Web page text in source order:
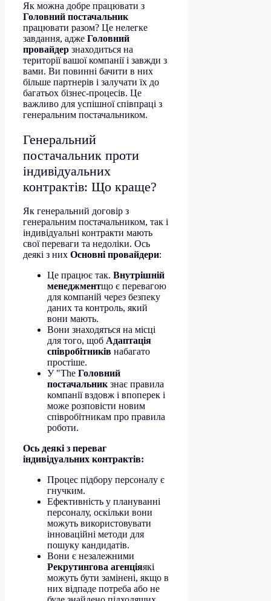
Як можна добре працювати з
Головний постачальник
працювати разом? Це нелегке
завдання, адже Головний
провайдер знаходиться на
території вашої компанії і завжди з
вами. Ви повинні бачити в них
більше партнерів і залучати їх до
багатьох бізнес-процесів. Це
важливо для успішної співпраці з
генеральним постачальником.
Генеральний
постачальник проти
індивідуальних
контрактів: Що краще?
Як генеральний договір з
генеральним постачальником, так і
індивідуальні контракти мають
свої переваги та недоліки. Ось
деякі з них Основні провайдери:
Це працює так. Внутрішній
менеджментщо є перевагою
для компаній через безпеку
даних та контроль, який
вони мають.
Вони знаходяться на місці
для того, щоб Адаптація
співробітників набагато
простіше.
У "The Головний
постачальник знає правила
компанії вздовж і впоперек і
може розповісти новим
співробітникам про правила
роботи.
Ось деякі з переваг
індивідуальних контрактів:
Процес підбору персоналу є
гнучким.
Ефективність у плануванні
персоналу, оскільки вони
можуть використовувати
інноваційні методи для
пошуку кандидатів.
Вони є незалежними
Рекрутингова агенціяякі
можуть бути замінені, якщо в
них відпаде потреба або не